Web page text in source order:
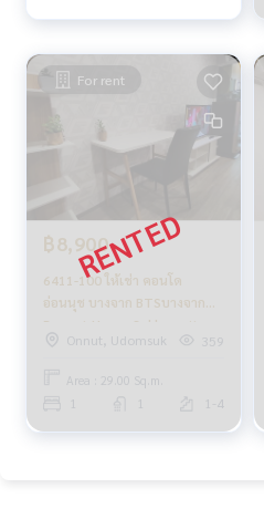
For rent
฿8,900
6411-100 ให้เช่า คอนโด
อ่อนนุช บางจาก BTSบางจาก
Regent Home Sukhumvit
97/1 1ห้องนอน
Onnut, Udomsuk 359
Area : 29.00 Sq.m.
1-4